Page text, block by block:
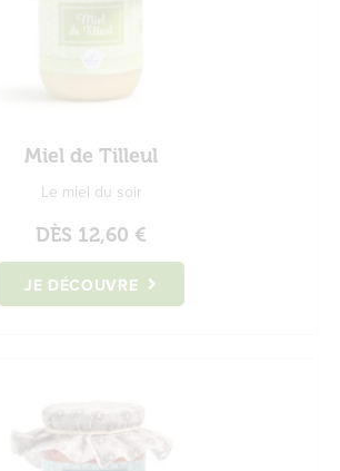
Miel de Tilleul
Le miel du soir
DÈS 12,60 €
JE DÉCOUVRE